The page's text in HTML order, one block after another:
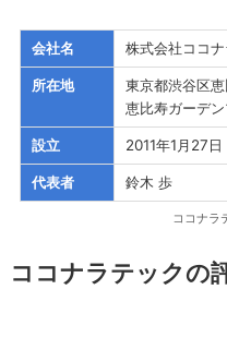
会社名 株式会社ココ
所在地
東京都渋谷区
恵比寿ガーデ
設立 2011年1月27日
代表者 鈴木 歩
ココナラ
ココナラテックの